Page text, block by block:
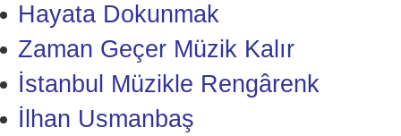
Hayata Dokunmak
Zaman Geçer Müzik Kalır
İstanbul Müzikle Rengârenk
İlhan Usmanbaş